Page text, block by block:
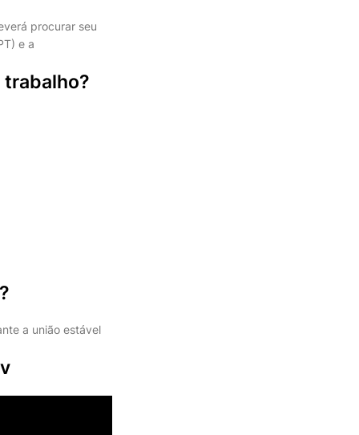
procurar seu
e a
a união estável